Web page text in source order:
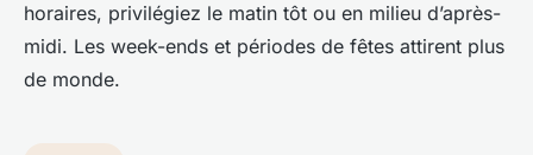
horaires, privilégiez le matin tôt ou en milieu d’après-
midi. Les week-ends et périodes de fêtes attirent plus
de monde.